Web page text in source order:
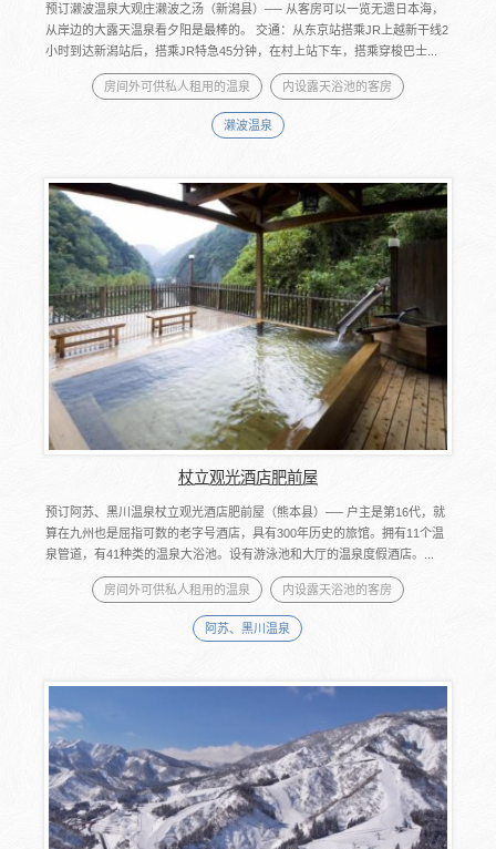
预订濑波温泉大观庄濑波之汤（新潟县）── 从客房可以一览无遗日本海，
从岸边的大露天温泉看夕阳是最棒的。 交通：从东京站搭乘JR上越新干线2
小时到达新潟站后，搭乘JR特急45分钟，在村上站下车，搭乘穿梭巴士...
房间外可供私人租用的温泉 内设露天浴池的客房
濑波温泉
杖立观光酒店肥前屋
预订阿苏、黑川温泉杖立观光酒店肥前屋（熊本县）── 户主是第16代，就
算在九州也是屈指可数的老字号酒店，具有300年历史的旅馆。拥有11个温
泉管道，有41种类的温泉大浴池。设有游泳池和大厅的温泉度假酒店。...
房间外可供私人租用的温泉 内设露天浴池的客房
阿苏、黑川温泉